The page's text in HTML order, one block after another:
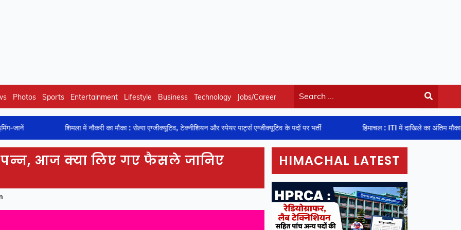
Photos Sports Entertainment Lifestyle Business Technology Jobs/Career
शिमला में नौकरी का मौका : सेल्स एग्जीक्यूटिव, टेक्नीशियन और स्पेयर पार्ट्स एग्जीक्यूटिव के पदों पर भर्ती हिमाचल : ITI में दाखिले का अंतिम मौका : 8 अगस्त से शुरू
आज क्या लिए गए फैसले जानिए
HIMACHAL LATEST